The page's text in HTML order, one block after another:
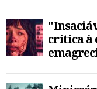
crítica à